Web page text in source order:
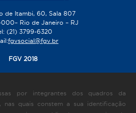
de Itambi, 60, Sala 807
000– Rio de Janeiro – RJ
(21) 3799-6320
fgvsocial@fgv.br
FGV 2018
por integrantes dos quadros da
nas quais constem a sua identificação